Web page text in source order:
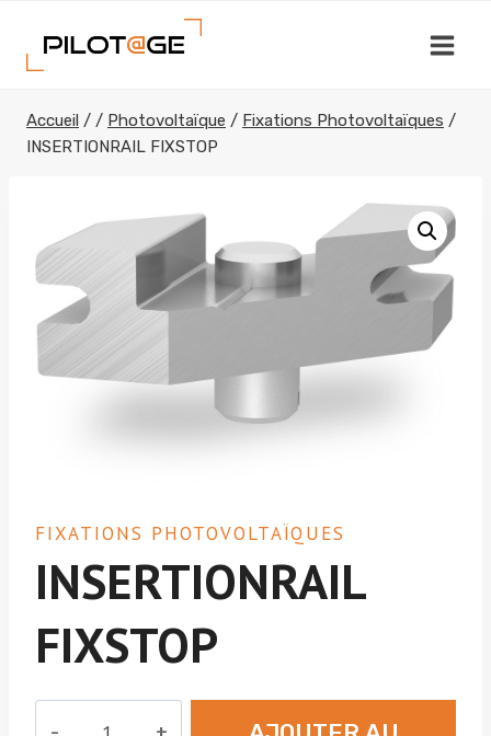
contenu
Accueil / / Photovoltaïque / Fixations Photovoltaïques /
INSERTIONRAIL FIXSTOP
FIXATIONS PHOTOVOLTAÏQUES
INSERTIONRAIL
FIXSTOP